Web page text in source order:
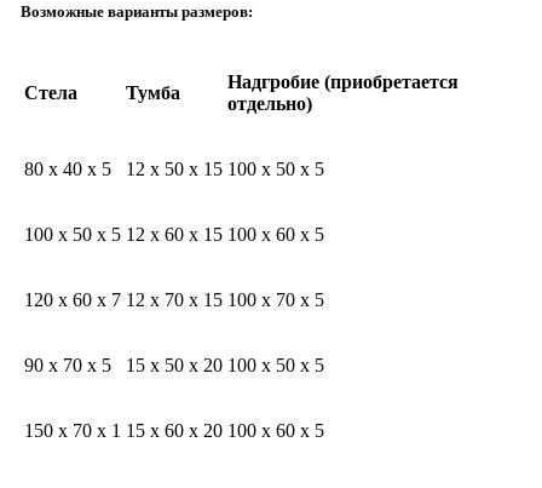
Возможные варианты размеров:
Стела Тумба
Надгробие (приобретается
отдельно)
80 x 40 x 5 12 x 50 x 15 100 x 50 x 5
100 x 50 x 5 12 x 60 x 15 100 x 60 x 5
120 x 60 x 7 12 x 70 x 15 100 x 70 x 5
90 x 70 x 5 15 x 50 x 20 100 x 50 x 5
150 x 70 x 1 15 x 60 x 20 100 x 60 x 5